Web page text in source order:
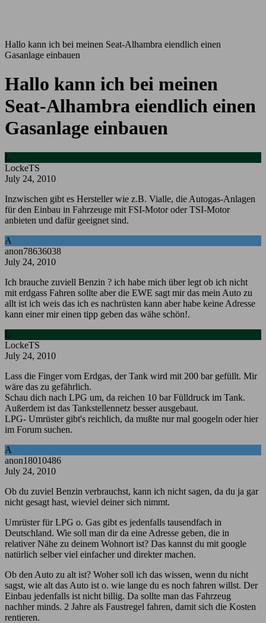
Hallo kann ich bei meinen Seat-Alhambra eiendlich einen
Gasanlage einbauen
Hallo kann ich bei meinen
Seat-Alhambra eiendlich einen
Gasanlage einbauen
L
LockeTS
July 24, 2010
Inzwischen gibt es Hersteller wie z.B. Vialle, die Autogas-Anlagen
für den Einbau in Fahrzeuge mit FSI-Motor oder TSI-Motor
anbieten und dafür geeignet sind.
A
anon78636038
July 24, 2010
Ich brauche zuviell Benzin ? ich habe mich über legt ob ich nicht
mit erdgass Fahren sollte aber die EWE sagt mir das mein Auto zu
allt ist ich weis das ich es nachrüsten kann aber habe keine Adresse
kann einer mir einen tipp geben das wähe schön!.
L
LockeTS
July 24, 2010
Lass die Finger vom Erdgas, der Tank wird mit 200 bar gefüllt. Mir
wäre das zu gefährlich.
Schau dich nach LPG um, da reichen 10 bar Fülldruck im Tank.
Außerdem ist das Tankstellennetz besser ausgebaut.
LPG- Umrüster gibt's reichlich, da mußte nur mal googeln oder hier
im Forum suchen.
A
anon18010486
July 24, 2010
Ob du zuviel Benzin verbrauchst, kann ich nicht sagen, da du ja gar
nicht gesagt hast, wieviel deiner sich nimmt.
Umrüster für LPG o. Gas gibt es jedenfalls tausendfach in
Deutschland. Wie soll man dir da eine Adresse geben, die in
relativer Nähe zu deinem Wohnort ist? Das kannst du mit google
natürlich selber viel einfacher und direkter machen.
Ob den Auto zu alt ist? Woher soll ich das wissen, wenn du nicht
sagst, wie alt das Auto ist o. wie lange du es noch fahren willst. Der
Einbau jedenfalls ist nicht billig. Da sollte man das Fahrzeug
nachher minds. 2 Jahre als Faustregel fahren, damit sich die Kosten
rentieren.